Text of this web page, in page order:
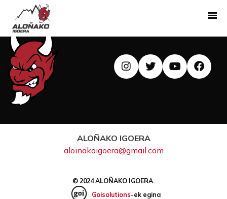
Aloñako Igoera
ALOÑAKO IGOERA
aloinakoigoera@gmail.com
© 2024 ALOÑAKO IGOERA.
Goisolutions-ek egina